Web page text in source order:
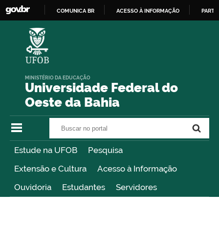
COMUNICA BR ACESSO À INFORMAÇÃO
Universidade Federal do
Oeste da Bahia
MINISTÉRIO DA EDUCAÇÃO
Estude na UFOB
Pesquisa
Extensão e Cultura
Acesso à Informação
Ouvidoria
Estudantes Servidores